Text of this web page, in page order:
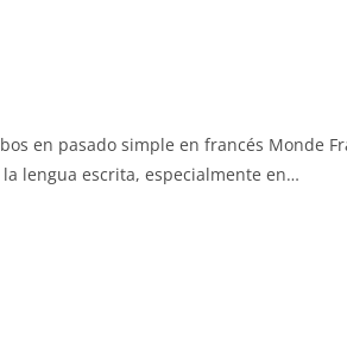
en pasado simple en francés Monde
lengua escrita, especialmente en…